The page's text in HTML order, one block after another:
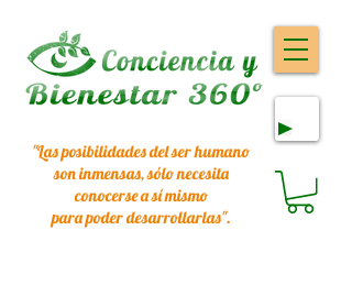
"Las posibilidades del ser humano
son inmensas, sólo necesita
conocerse a sí mismo
para poder desarrollarlas".